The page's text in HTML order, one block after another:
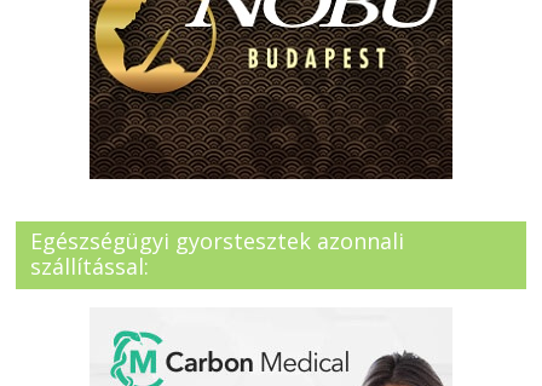
Egészségügyi gyorstesztek azonnali
szállítással: